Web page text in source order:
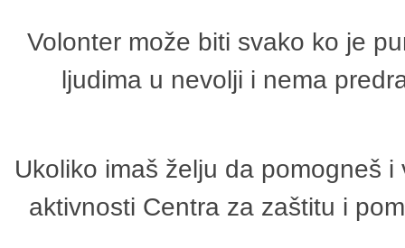
Volonter može biti svako ko je
ljudima u nevolji i nema
Ukoliko imaš želju da pomogneš
aktivnosti Centra za zaštitu i